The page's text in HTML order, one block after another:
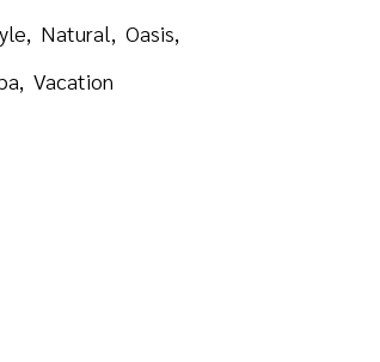
Natural
Oasis
Vacation